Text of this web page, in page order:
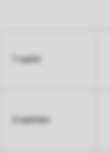
1 nacht
2 nachten